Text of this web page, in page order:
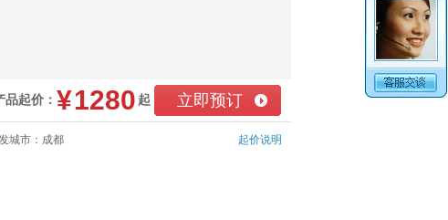
品起价： ¥1280 起 立即预订
城市：成都 起价说明